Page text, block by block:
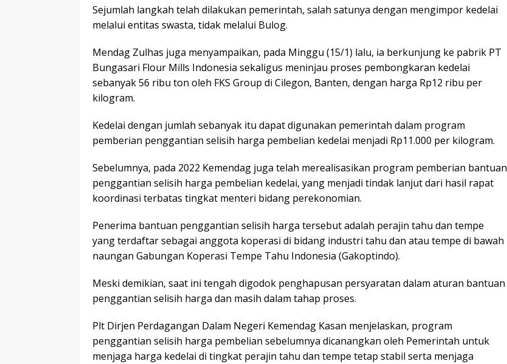
Sejumlah langkah telah dilakukan pemerintah, salah satunya dengan mengimpor kedelai
melalui entitas swasta, tidak melalui Bulog.
Mendag Zulhas juga menyampaikan, pada Minggu (15/1) lalu, ia berkunjung ke pabrik PT
Bungasari Flour Mills Indonesia sekaligus meninjau proses pembongkaran kedelai
sebanyak 56 ribu ton oleh FKS Group di Cilegon, Banten, dengan harga Rp12 ribu per
kilogram.
Kedelai dengan jumlah sebanyak itu dapat digunakan pemerintah dalam program
pemberian penggantian selisih harga pembelian kedelai menjadi Rp11.000 per kilogram.
Sebelumnya, pada 2022 Kemendag juga telah merealisasikan program pemberian bantuan
penggantian selisih harga pembelian kedelai, yang menjadi tindak lanjut dari hasil rapat
koordinasi terbatas tingkat menteri bidang perekonomian.
Penerima bantuan penggantian selisih harga tersebut adalah perajin tahu dan tempe
yang terdaftar sebagai anggota koperasi di bidang industri tahu dan atau tempe di bawah
naungan Gabungan Koperasi Tempe Tahu Indonesia (Gakoptindo).
Meski demikian, saat ini tengah digodok penghapusan persyaratan dalam aturan bantuan
penggantian selisih harga dan masih dalam tahap proses.
Plt Dirjen Perdagangan Dalam Negeri Kemendag Kasan menjelaskan, program
penggantian selisih harga pembelian sebelumnya dicanangkan oleh Pemerintah untuk
menjaga harga kedelai di tingkat perajin tahu dan tempe tetap stabil serta menjaga